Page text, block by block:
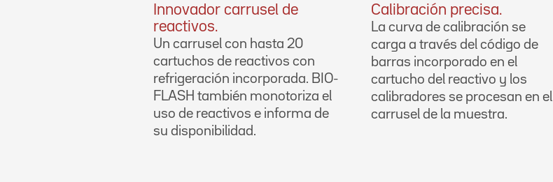
Innovador carrusel de
reactivos.
Un carrusel con hasta 20
cartuchos de reactivos con
refrigeración incorporada. BIO-
FLASH también monotoriza el
uso de reactivos e informa de
su disponibilidad.
Calibración precisa.
La curva de calibración se
carga a través del código de
barras incorporado en el
cartucho del reactivo y los
calibradores se procesan en el
carrusel de la muestra.